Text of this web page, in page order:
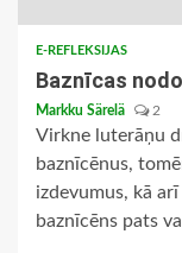
E-REFLEKSIJAS
Baznīcas
Markku Särelä 2
Virkne luterāņu
baznīcēnus,
izdevumus, kā
baznīcēns pats